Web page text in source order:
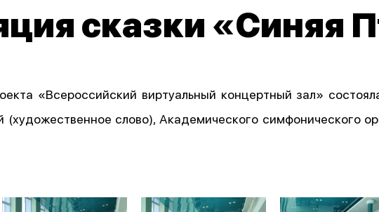
сказки «Синяя
«Всероссийский виртуальный концертный зал»
(художественное слово), Академического симфонического